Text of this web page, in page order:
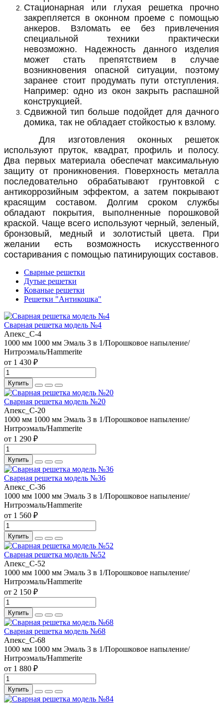
Стационарная или глухая решетка прочно
закрепляется в оконном проеме с помощью
анкеров. Взломать ее без привлечения
специальной техники практически
невозможно. Надежность данного изделия
может стать препятствием в случае
возникновения опасной ситуации, поэтому
заранее стоит продумать пути отступления.
Например: одно из окон закрыть распашной
конструкцией.
Сдвижной тип больше подойдет для дачного
домика, так не обладает стойкостью к взлому.
Для изготовления оконных решеток
используют пруток, квадрат, профиль и полосу.
Два первых материала обеспечат максимальную
защиту от проникновения. Поверхность металла
последовательно обрабатывают грунтовкой с
антикоррозийным эффектом, а затем покрывают
красящим составом. Долгим сроком службы
обладают покрытия, выполненные порошковой
краской. Чаще всего используют черный, зеленый,
бронзовый, медный и золотистый цвета. При
желании есть возможность искусственного
состаривания с помощью патинирующих составов.
Сварные решетки
Дутые решетки
Кованые решетки
Решетки "Антикошка"
Сварная решетка модель №4
Апекс_С-4
1000 мм 1000 мм Эмаль 3 в 1/Порошковое напыление/
Нитроэмаль/Hammerite
от 1 430 ₽
Купить
Сварная решетка модель №20
Апекс_С-20
1000 мм 1000 мм Эмаль 3 в 1/Порошковое напыление/
Нитроэмаль/Hammerite
от 1 290 ₽
Купить
Сварная решетка модель №36
Апекс_С-36
1000 мм 1000 мм Эмаль 3 в 1/Порошковое напыление/
Нитроэмаль/Hammerite
от 1 560 ₽
Купить
Сварная решетка модель №52
Апекс_С-52
1000 мм 1000 мм Эмаль 3 в 1/Порошковое напыление/
Нитроэмаль/Hammerite
от 2 150 ₽
Купить
Сварная решетка модель №68
Апекс_С-68
1000 мм 1000 мм Эмаль 3 в 1/Порошковое напыление/
Нитроэмаль/Hammerite
от 1 880 ₽
Купить